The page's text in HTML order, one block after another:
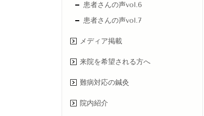
患者さんの声vol.6
患者さんの声vol.7
メディア掲載
来院を希望される方へ
難病対応の鍼灸
院内紹介